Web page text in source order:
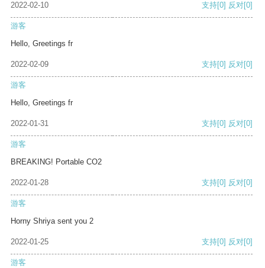
2022-02-10 支持[0] 反对[0]
游客
Hello, Greetings fr
2022-02-09 支持[0] 反对[0]
游客
Hello, Greetings fr
2022-01-31 支持[0] 反对[0]
游客
BREAKING! Portable CO2
2022-01-28 支持[0] 反对[0]
游客
Horny Shriya sent you 2
2022-01-25 支持[0] 反对[0]
游客